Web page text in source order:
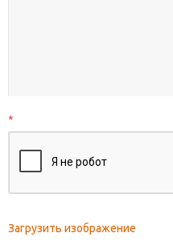
*
Загрузить изображение